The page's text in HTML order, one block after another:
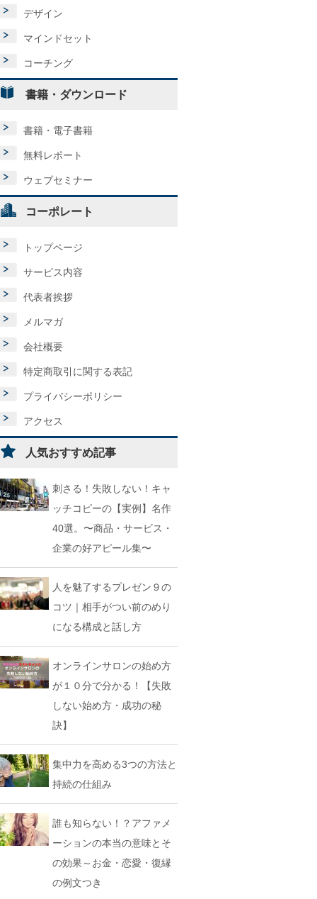
デザイン
マインドセット
コーチング
書籍・ダウンロード
書籍・電子書籍
無料レポート
ウェブセミナー
コーポレート
トップページ
サービス内容
代表者挨拶
メルマガ
会社概要
特定商取引に関する表記
プライバシーポリシー
アクセス
人気おすすめ記事
刺さる！失敗しない！キャ
ッチコピーの【実例】名作
40選。〜商品・サービス・
企業の好アピール集〜
人を魅了するプレゼン９の
コツ｜相手がつい前のめり
になる構成と話し方
オンラインサロンの始め方
が１０分で分かる！【失敗
しない始め方・成功の秘
訣】
集中力を高める3つの方法と
持続の仕組み
誰も知らない！？アファメ
ーションの本当の意味とそ
の効果～お金・恋愛・復縁
の例文つき